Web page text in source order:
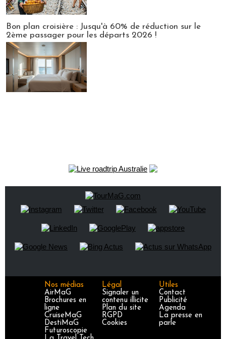
Bon plan croisière : Jusqu'à 60% de réduction sur le
2ème passager pour les départs 2026 !
Nos médias
AirMaG
Brochures en
ligne
CruiseMaG
DestiMaG
Futuroscopie
Légal
Signaler un
contenu illicite
Plan du site
RGPD
Cookies
Utiles
Contact
Publicité
Agenda
La presse en
parle